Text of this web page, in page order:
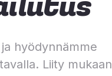
hyödynnämme
Liity mukaan